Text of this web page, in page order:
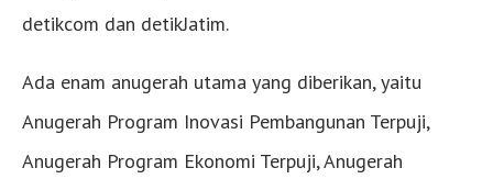
detikcom dan detikJatim.
Ada enam anugerah utama yang diberikan, yaitu
Anugerah Program Inovasi Pembangunan Terpuji,
Anugerah Program Ekonomi Terpuji, Anugerah